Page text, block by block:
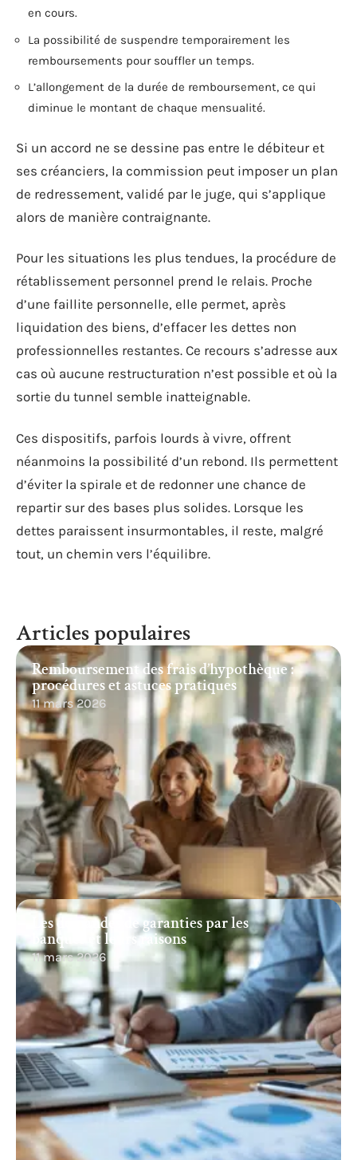
en cours.
La possibilité de suspendre temporairement les
remboursements pour souffler un temps.
L’allongement de la durée de remboursement, ce qui
diminue le montant de chaque mensualité.
Si un accord ne se dessine pas entre le débiteur et
ses créanciers, la commission peut imposer un plan
de redressement, validé par le juge, qui s’applique
alors de manière contraignante.
Pour les situations les plus tendues, la procédure de
rétablissement personnel prend le relais. Proche
d’une faillite personnelle, elle permet, après
liquidation des biens, d’effacer les dettes non
professionnelles restantes. Ce recours s’adresse aux
cas où aucune restructuration n’est possible et où la
sortie du tunnel semble inatteignable.
Ces dispositifs, parfois lourds à vivre, offrent
néanmoins la possibilité d’un rebond. Ils permettent
d’éviter la spirale et de redonner une chance de
repartir sur des bases plus solides. Lorsque les
dettes paraissent insurmontables, il reste, malgré
tout, un chemin vers l’équilibre.
Articles populaires
Remboursement des frais d’hypothèque :
procédures et astuces pratiques
11 mars 2026
Les demandes de garanties par les
banques et leurs raisons
11 mars 2026